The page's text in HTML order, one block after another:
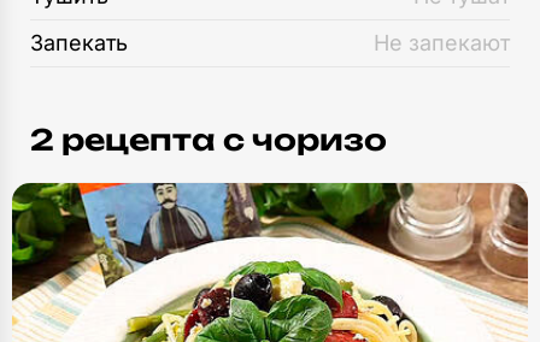
Запекать
Не запекают
2 рецепта c чоризо